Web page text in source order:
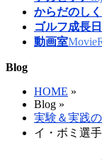
からだのし
ゴルフ成長
動画室
Blog
HOME »
Blog »
実験＆実践
イ・ボミ選